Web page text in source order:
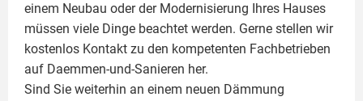
einem Neubau oder der Modernisierung Ihres Hauses
müssen viele Dinge beachtet werden. Gerne stellen wir
kostenlos Kontakt zu den kompetenten Fachbetrieben
auf Daemmen-und-Sanieren her.
Sind Sie weiterhin an einem neuen Dämmung